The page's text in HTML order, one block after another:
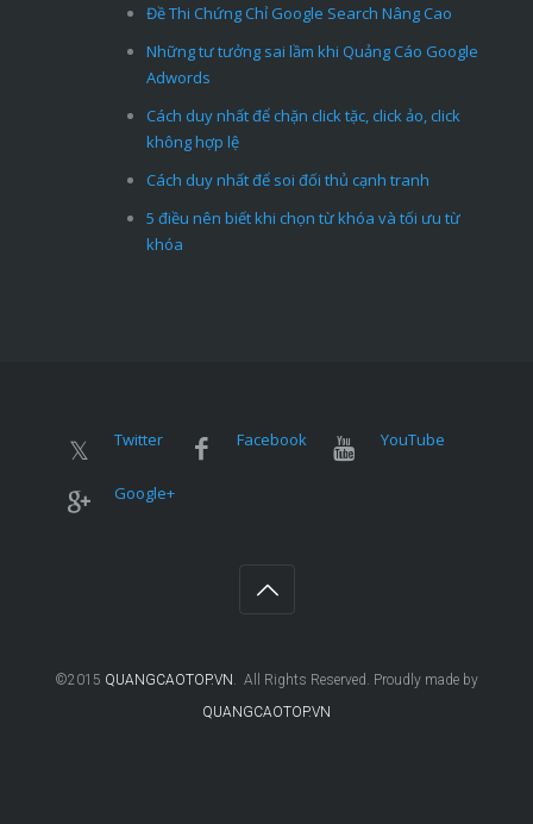
Đề Thi Chứng Chỉ Google Search Nâng Cao
Những tư tưởng sai lầm khi Quảng Cáo Google
Adwords
Cách duy nhất để chặn click tặc, click ảo, click
không hợp lệ
Cách duy nhất để soi đối thủ cạnh tranh
5 điều nên biết khi chọn từ khóa và tối ưu từ
khóa
Twitter Facebook YouTube
Google+
©2015 QUANGCAOTOP.VN . All Rights Reserved. Proudly made by
QUANGCAOTOP.VN